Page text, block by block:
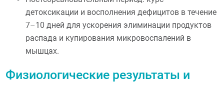
детоксикации и восполнения дефицитов в течение
7–10 дней для ускорения элиминации продуктов
распада и купирования микровоспалений в
мышцах.
Физиологические результаты и